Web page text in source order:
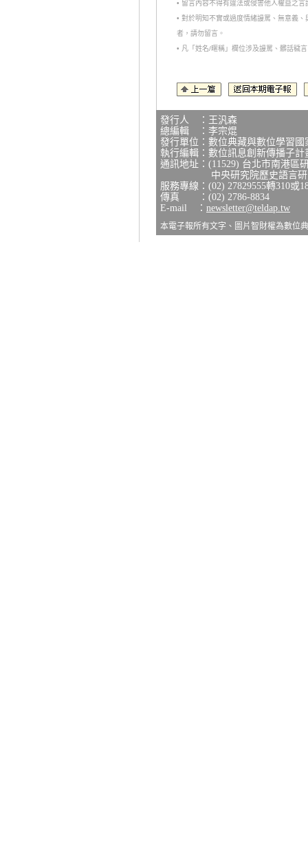
• 留言內容不得有違法或侵害他人權益之
• 對於明知不實或過度情緒謾罵、無意義
者，請勿留言。
• 凡「姓名/暱稱」欄位涉及謾罵、髒話穢
發行人 ：王汎森
總編輯 ：李宗焜
發行單位：數位典藏與數位學習
執行編輯：數位訊息創新傳播子計
通訊地址：(11529) 台北市南港區
中央研究院歷史語言研究
服務專線：(02) 27829555轉310或
傳真 ：(02) 2786-8834
E-mail ： newsletter@teldap.tw
本電子報所有文字、圖片智財權為數位